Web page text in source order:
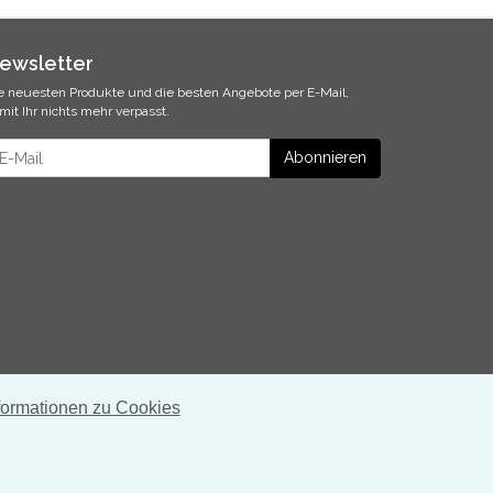
neuesten Produkte und die besten Angebote per E-Mail,
Ihr nichts mehr verpasst.
Abonnieren
* inkl. MwSt., zzgl.
zu Cookies